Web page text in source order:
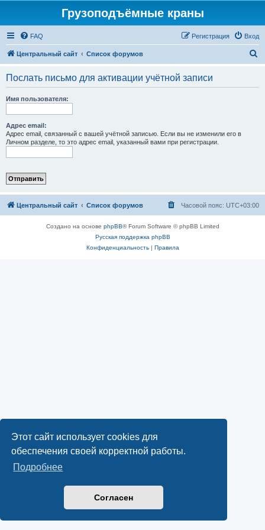
Этот сайт использует cookies для
обеспечения своей корректной работы.
Подробнее
Согласен
Грузоподъёмные краны
FAQ Вход
Регистрация
Центральный сайт Список форумов
Послать письмо для активации учётной записи
Имя пользователя:
Адрес email:
Адрес email, связанный с вашей учётной записью. Если вы не изменили его в
Личном разделе, то это адрес email, указанный вами при регистрации.
Центральный сайт Список форумов Часовой пояс: UTC+03:00
Создано на основе phpBB® Forum Software © phpBB Limited
Русская поддержка phpBB
Конфиденциальность| Правила